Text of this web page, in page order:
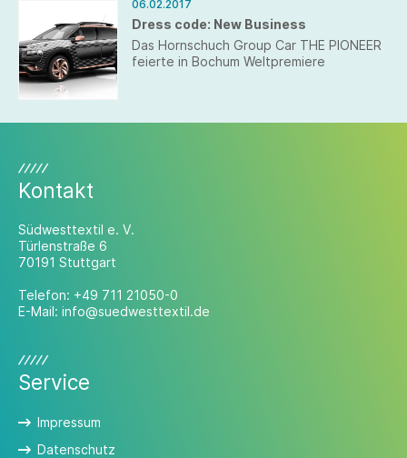
Standort Weißbach investiert.
06.02.2017
Dress code: New Business
Das Hornschuch Group Car THE PIONEER
feierte in Bochum Weltpremiere
Kontakt
Südwesttextil e. V.
Türlenstraße 6
70191 Stuttgart
Telefon: +49 711 21050-0
E-Mail: info@suedwesttextil.de
Service
Impressum
Datenschutz